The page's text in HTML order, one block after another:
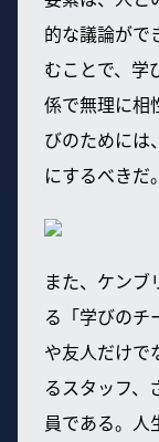
的な議論がで
むことで、学
係で無理に相
びのためには
にするべきだ。
また、ケンブ
る「学びのチ
や友人だけで
るスタッフ、
員である。人